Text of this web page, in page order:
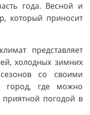
года. Весной и
который приносит
представляет
холодных зимних
со своими
город, где можно
погодой в